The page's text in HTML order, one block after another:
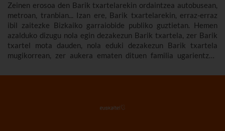
Zeinen erosoa den Barik txartelarekin ordaintzea autobusean,
metroan, tranbian... Izan ere, Barik txartelarekin, erraz-erraz
ibil zaitezke Bizkaiko garraiobide publiko guztietan. Hemen
azalduko dizugu nola egin dezakezun Barik txartela, zer Barik
txartel mota dauden, nola eduki dezakezun Barik txartela
mugikorrean, zer aukera ematen dituen familia ugarientzat,